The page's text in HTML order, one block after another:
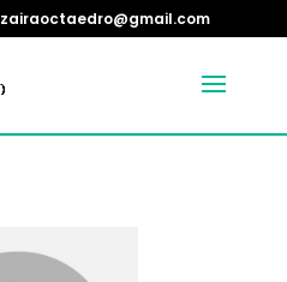
zairaoctaedro@gmail.com